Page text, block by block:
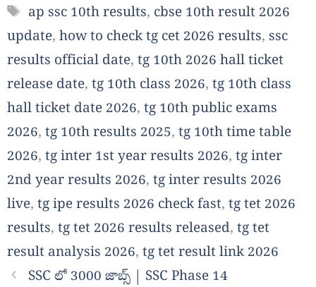
Tags
ap ssc 10th results, cbse 10th result 2026
update, how to check tg cet 2026 results, ssc
results official date, tg 10th 2026 hall ticket
release date, tg 10th class 2026, tg 10th class
hall ticket date 2026, tg 10th public exams
2026, tg 10th results 2025, tg 10th time table
2026, tg inter 1st year results 2026, tg inter
2nd year results 2026, tg inter results 2026
live, tg ipe results 2026 check fast, tg tet 2026
results, tg tet 2026 results released, tg tet
result analysis 2026, tg tet result link 2026
SSC లో 3000 జాబ్స్ | SSC Phase 14